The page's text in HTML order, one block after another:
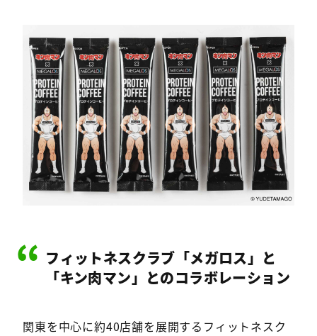
フィットネスクラブ「メガロス」と
「キン肉マン」とのコラボレーション
関東を中心に約40店舗を展開するフィットネスク